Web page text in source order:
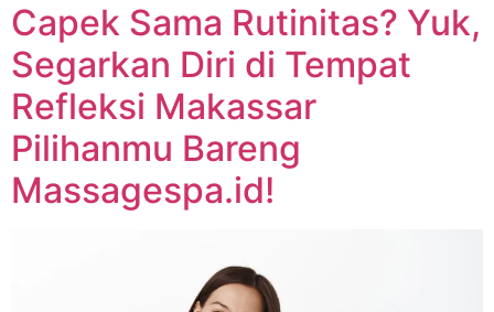
Capek Sama Rutinitas? Yuk,
Segarkan Diri di Tempat
Refleksi Makassar
Pilihanmu Bareng
Massagespa.id!